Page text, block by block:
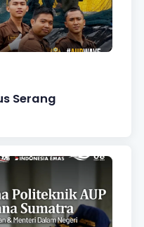
Serang